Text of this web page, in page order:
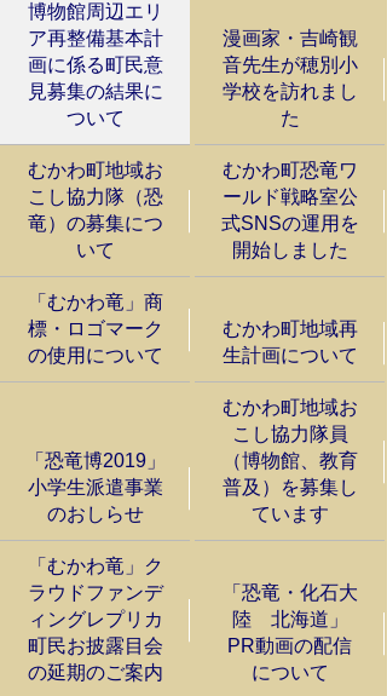
博物館周辺エリ
ア再整備基本計
画に係る町民意
見募集の結果に
ついて
漫画家・吉崎観
音先生が穂別小
学校を訪れまし
た
むかわ町地域お
こし協力隊（恐
竜）の募集につ
いて
むかわ町恐竜ワ
ールド戦略室公
式SNSの運用を
開始しました
「むかわ竜」商
標・ロゴマーク
の使用について
むかわ町地域再
生計画について
「恐竜博2019」
小学生派遣事業
のおしらせ
むかわ町地域お
こし協力隊員
（博物館、教育
普及）を募集し
ています
「むかわ竜」ク
ラウドファンデ
ィングレプリカ
町民お披露目会
の延期のご案内
「恐竜・化石大
陸 北海道」
PR動画の配信
について